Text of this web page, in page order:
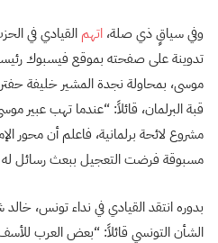
وفي سياقٍ ذي صلة، اتهم القيادي في
تدوينة على صفحته بموقع فيسبوك
موسى، بمحاولة نجدة المشير خليفة
قبة البرلمان، قائلاً: “عندما تهب عبير
مشروع لائحة برلمانية، فاعلم أن محور
مسبوقة فرضت التعجيل ببعث رسائل
بدوره انتقد القيادي في نداء تونس،
الشأن التونسي قائلاً: “بعض العرب